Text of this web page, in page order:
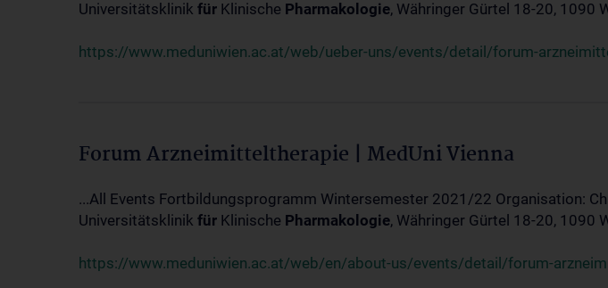
Universitätsklinik für Klinische Pharmakologie, Währinger Gürtel 18-20, 1090
https://www.meduniwien.ac.at/web/ueber-uns/events/detail/forum-
Forum Arzneimitteltherapie | MedUni Vienna
...All Events Fortbildungsprogramm Wintersemester 2021/22 Organisation:
Universitätsklinik für Klinische Pharmakologie, Währinger Gürtel 18-20, 1090
https://www.meduniwien.ac.at/web/en/about-us/events/detail/forum-